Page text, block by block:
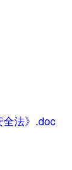
法》.doc